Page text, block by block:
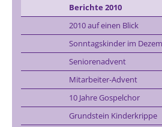
Berichte 2010
2010 auf einen Blick
Sonntagskinder im
Seniorenadvent
Mitarbeiter-Advent
10 Jahre Gospelchor
Grundstein Kinderkrippe